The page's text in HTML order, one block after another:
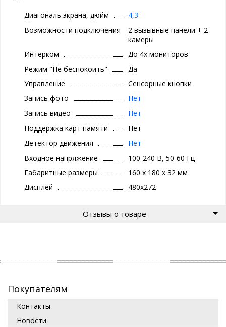
Диагональ экрана, дюйм
4,3
Возможности подключения
2 вызывные панели + 2
камеры
Интерком
До 4х мониторов
Режим "Не беспокоить"
Да
Управление
Сенсорные кнопки
Запись фото
Нет
Запись видео
Нет
Поддержка карт памяти
Нет
Детектор движения
Нет
Входное напряжение
100-240 В, 50-60 Гц
Габаритные размеры
160 х 180 х 32 мм
Дисплей
480x272
Отзывы о товаре
Покупателям
Контакты
Новости